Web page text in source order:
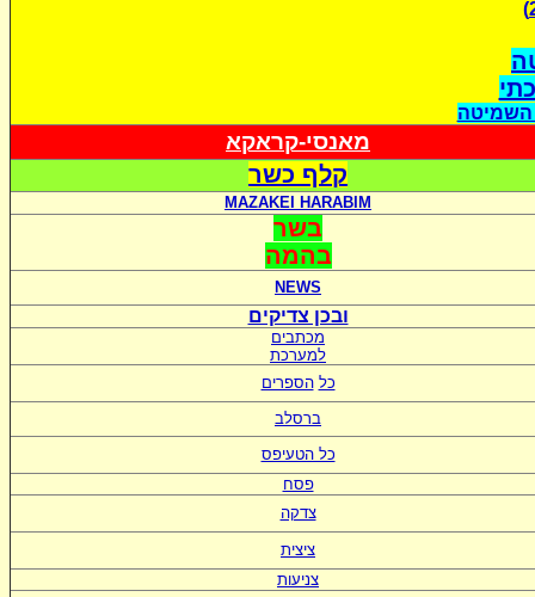
השמיטה
מאנסי-קראקא
קלף כשר
MAZAKEI HARABIM
בשר
בהמה
NEWS
ובכן צדיקים
מכתבים
למערכת
כל הספרים
ברסלב
כל הטעיפס
פסח
צדקה
ציצית
צניעות